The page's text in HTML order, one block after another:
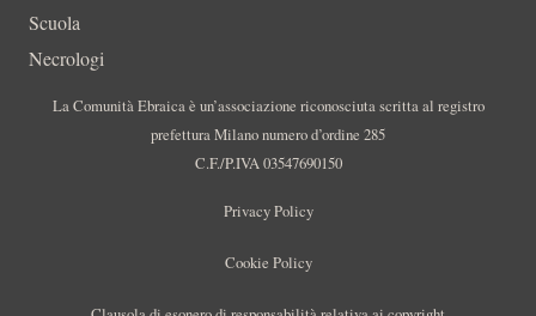
Scuola
Necrologi
La Comunità Ebraica è un’associazione riconosciuta scritta al registro
prefettura Milano numero d’ordine 285
C.F./P.IVA 03547690150
Privacy Policy
Cookie Policy